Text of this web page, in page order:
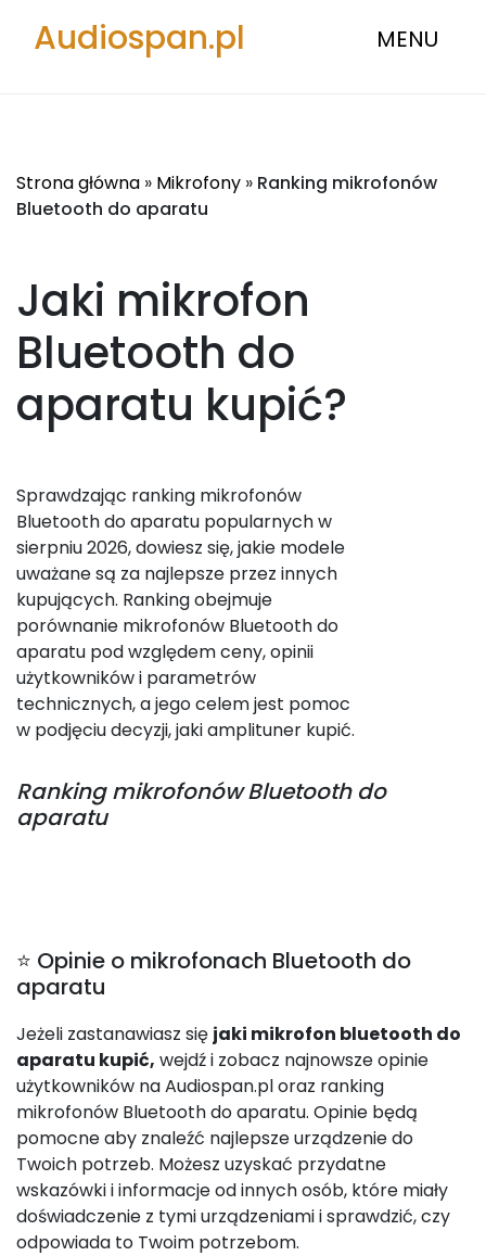
Audiospan.pl MENU
Strona główna » Mikrofony » Ranking mikrofonów
Bluetooth do aparatu
Jaki mikrofon
Bluetooth do
aparatu kupić?
Sprawdzając ranking mikrofonów
Bluetooth do aparatu popularnych w
sierpniu 2026, dowiesz się, jakie modele
uważane są za najlepsze przez innych
kupujących. Ranking obejmuje
porównanie mikrofonów Bluetooth do
aparatu pod względem ceny, opinii
użytkowników i parametrów
technicznych, a jego celem jest pomoc
w podjęciu decyzji, jaki amplituner kupić.
Rankingmikrofonów Bluetooth do
aparatu
⭐ Opinie o mikrofonach Bluetooth do
aparatu
Jeżeli zastanawiasz się jaki mikrofon bluetooth do
aparatu kupić, wejdź i zobacz najnowsze opinie
użytkowników na Audiospan.pl oraz ranking
mikrofonów Bluetooth do aparatu. Opinie będą
pomocne aby znaleźć najlepsze urządzenie do
Twoich potrzeb. Możesz uzyskać przydatne
wskazówki i informacje od innych osób, które miały
doświadczenie z tymi urządzeniami i sprawdzić, czy
odpowiada to Twoim potrzebom.